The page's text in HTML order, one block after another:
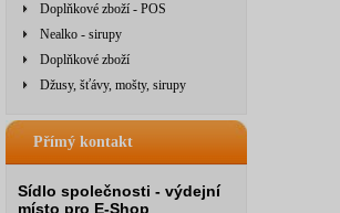
Doplňkové zboží - POS
Nealko - sirupy
Doplňkové zboží
Džusy, šťávy, mošty, sirupy
Přímý kontakt
Sídlo společnosti - výdejní
místo pro E-Shop